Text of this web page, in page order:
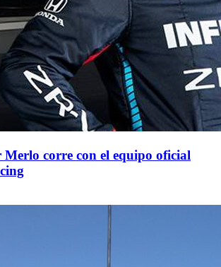
corre con el equipo oficial